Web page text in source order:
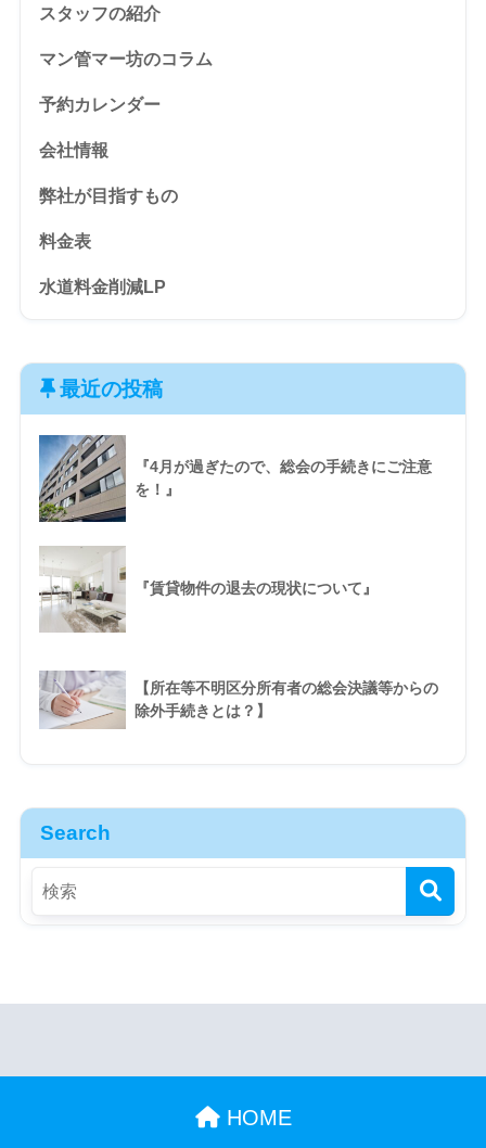
スタッフの紹介
マン管マー坊のコラム
予約カレンダー
会社情報
弊社が目指すもの
料金表
水道料金削減LP
最近の投稿
『4月が過ぎたので、総会の手続きにご注意
を！』
『賃貸物件の退去の現状について』
【所在等不明区分所有者の総会決議等からの
除外手続きとは？】
Search
HOME